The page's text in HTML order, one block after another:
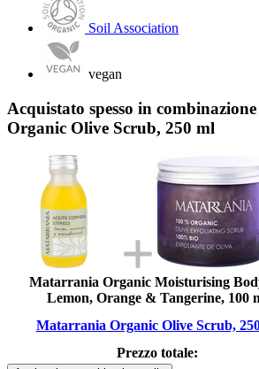
Soil Association
vegan
Acquistato spesso in
Organic Olive Scrub, 250 ml
Matarrania Organic Moisturising
Lemon, Orange & Tangerine, 100
Matarrania Organic Olive Scrub,
Prezzo totale: